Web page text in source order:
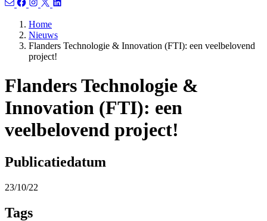
Home
Nieuws
Flanders Technologie & Innovation (FTI): een veelbelovend
project!
Flanders Technologie &
Innovation (FTI): een
veelbelovend project!
Publicatiedatum
23/10/22
Tags